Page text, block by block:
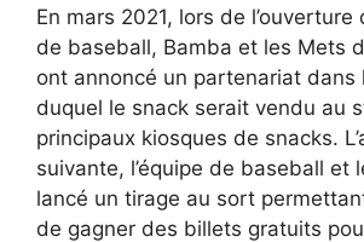
En mars 2021, lors de l’ouverture
de baseball, Bamba et les Mets
ont ​​annoncé un partenariat dans
duquel le snack serait vendu au
principaux kiosques de snacks.
suivante, l’équipe de baseball et
lancé un tirage au sort
de gagner des billets gratuits